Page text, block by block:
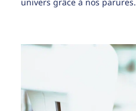
univers grâce à nos parures.